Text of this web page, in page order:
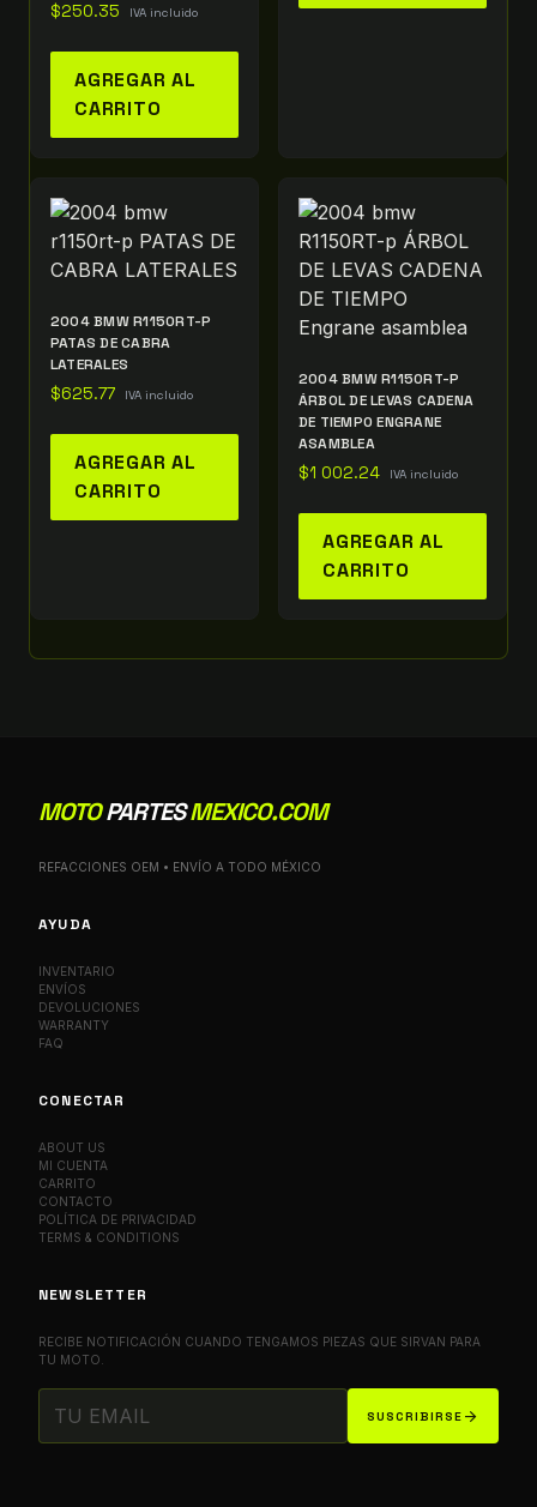
$250.35 IVA incluido
AGREGAR AL
CARRITO
2004 BMW R1150RT-P
PATAS DE CABRA
LATERALES
$625.77 IVA incluido
AGREGAR AL
CARRITO
2004 BMW R1150RT-P
ÁRBOL DE LEVAS CADENA
DE TIEMPO ENGRANE
ASAMBLEA
$1 002.24 IVA incluido
AGREGAR AL
CARRITO
MOTOPARTESMEXICO.COM
REFACCIONES OEM • ENVÍO A TODO MÉXICO
AYUDA
INVENTARIO
ENVÍOS
DEVOLUCIONES
WARRANTY
FAQ
CONECTAR
ABOUT US
MI CUENTA
CARRITO
CONTACTO
POLÍTICA DE PRIVACIDAD
TERMS & CONDITIONS
NEWSLETTER
RECIBE NOTIFICACIÓN CUANDO TENGAMOS PIEZAS QUE SIRVAN PARA
TU MOTO.
SUSCRIBIRSE arrow_forward